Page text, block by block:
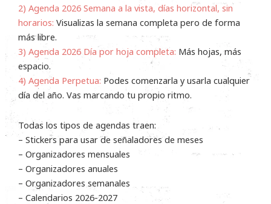
2) Agenda 2026 Semana a la vista, días horizontal, sin
horarios: Visualizas la semana completa pero de forma
más libre.
3) Agenda 2026 Día por hoja completa: Más hojas, más
espacio.
4) Agenda Perpetua: Podes comenzarla y usarla cualquier
día del año. Vas marcando tu propio ritmo.
Todas los tipos de agendas traen:
– Stickers para usar de señaladores de meses
– Organizadores mensuales
– Organizadores anuales
– Organizadores semanales
– Calendarios 2026-2027